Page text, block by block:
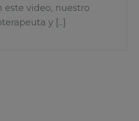
este video, nuestro
y [...]